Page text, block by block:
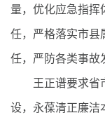
量，优化应急指挥
任，严格落实市县
任，严防各类事故
王正谱要求省市
设，永葆清正廉洁